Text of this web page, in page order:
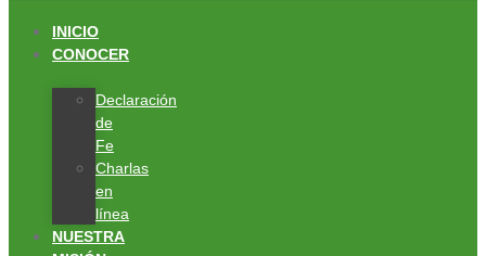
INICIO
CONOCER
Declaración
de
Fe
Charlas
en
línea
NUESTRA